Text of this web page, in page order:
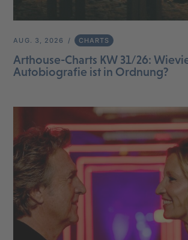
AUG. 3, 2026 CHARTS
Arthouse-Charts KW 31/26:
Autobiografie ist in Ordnung?